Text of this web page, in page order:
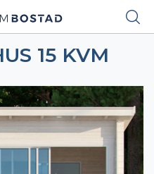
15 KVM